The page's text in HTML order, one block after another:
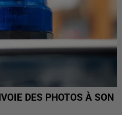
DES PHOTOS À SON